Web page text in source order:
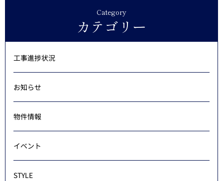
Category
カテゴリー
工事進捗状況
お知らせ
物件情報
イベント
STYLE